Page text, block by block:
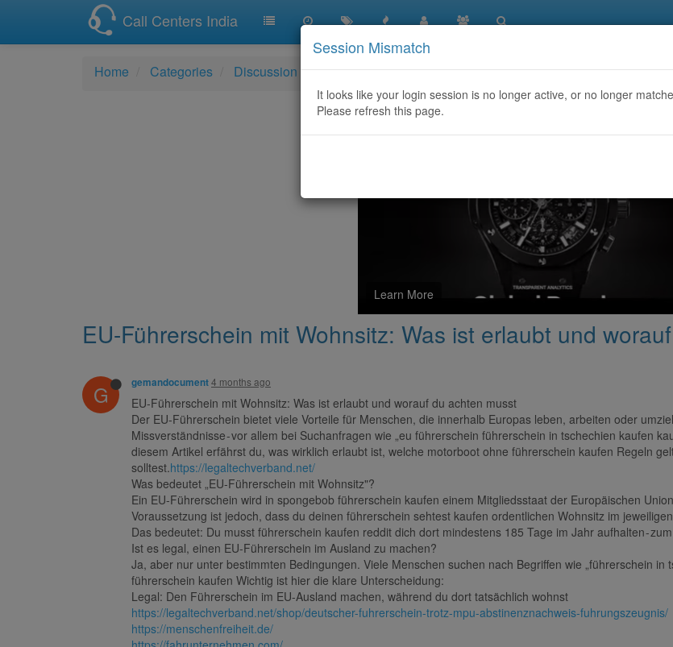
Call Centers India
Home Categories Discussion EU-Führerschein mit Wohnsitz: Was ist erlaubt und worauf
Learn More
EU-Führerschein mit Wohnsitz: Was ist erlaubt und
G gemandocument4 months ago
EU-Führerschein mit Wohnsitz: Was ist erlaubt und worauf du achten musst
Der EU-Führerschein bietet viele Vorteile für Menschen, die innerhalb Europas leben, arbeiten oder
Missverständnisse - vor allem bei Suchanfragen wie „eu führerschein führerschein in tschechien kaufen
diesem Artikel erfährst du, was wirklich erlaubt ist, welche motorboot ohne führerschein kaufen Regeln
solltest.https://legaltechverband.net/
Was bedeutet „EU-Führerschein mit Wohnsitz"?
Ein EU-Führerschein wird in spongebob führerschein kaufen einem Mitgliedsstaat der Europäischen
Voraussetzung ist jedoch, dass du deinen führerschein sehtest kaufen ordentlichen Wohnsitz im
Das bedeutet: Du musst führerschein kaufen reddit dich dort mindestens 185 Tage im Jahr aufhalten -
Ist es legal, einen EU-Führerschein im Ausland zu machen?
Ja, aber nur unter bestimmten Bedingungen. Viele Menschen suchen nach Begriffen wie „führerschein
führerschein kaufen Wichtig ist hier die klare Unterscheidung:
Legal: Den Führerschein im EU-Ausland machen, während du dort tatsächlich wohnst
https://legaltechverband.net/shop/deutscher-fuhrerschein-trotz-mpu-abstinenznachweis-fuhrungszeugnis/
https://menschenfreiheit.de/
Session Mismatch
It looks like your login session is no longer active, or no longer
Please refresh this page.